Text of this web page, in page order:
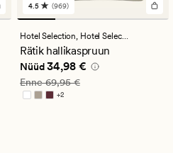
969
arvustust
keskmise
hinnanguga
4.5
4.5 (969)
Hotel Selection, Hotel Selection
Rätik hallikaspruun
Nåværende pris_ee
Nüüd34,98 €
Vanlig pris_ee
Enne69,95 €
+2
Saadaval rohkemates värvitoonides